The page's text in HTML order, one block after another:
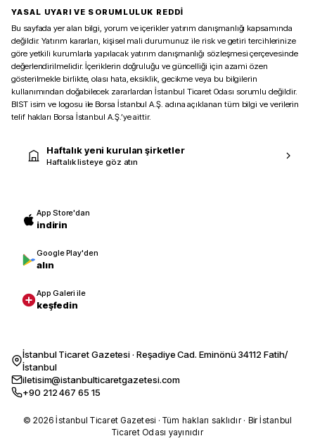
YASAL UYARI VE SORUMLULUK REDDİ
Bu sayfada yer alan bilgi, yorum ve içerikler yatırım danışmanlığı kapsamında
değildir. Yatırım kararları, kişisel mali durumunuz ile risk ve getiri tercihlerinize
göre yetkili kurumlarla yapılacak yatırım danışmanlığı sözleşmesi çerçevesinde
değerlendirilmelidir. İçeriklerin doğruluğu ve güncelliği için azami özen
gösterilmekle birlikte, olası hata, eksiklik, gecikme veya bu bilgilerin
kullanımından doğabilecek zararlardan İstanbul Ticaret Odası sorumlu değildir.
BIST isim ve logosu ile Borsa İstanbul A.Ş. adına açıklanan tüm bilgi ve verilerin
telif hakları Borsa İstanbul A.Ş.’ye aittir.
Haftalık yeni kurulan şirketler
Haftalık listeye göz atın
App Store'dan
indirin
Google Play'den
alın
App Galeri ile
keşfedin
İstanbul Ticaret Gazetesi · Reşadiye Cad. Eminönü 34112 Fatih/
İstanbul
iletisim@istanbulticaretgazetesi.com
+90 212 467 65 15
© 2026 İstanbul Ticaret Gazetesi · Tüm hakları saklıdır · Bir İstanbul
Ticaret Odası yayınıdır